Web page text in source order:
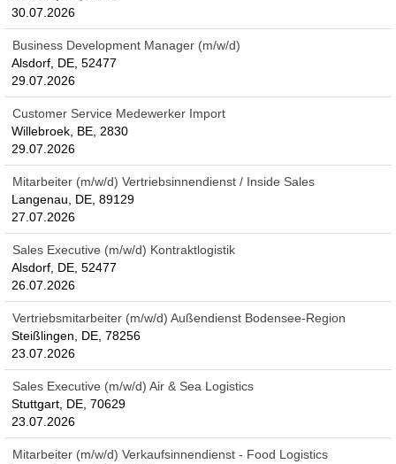
30.07.2026
Business Development Manager (m/w/d)
Alsdorf, DE, 52477
29.07.2026
Customer Service Medewerker Import
Willebroek, BE, 2830
29.07.2026
Mitarbeiter (m/w/d) Vertriebsinnendienst / Inside Sales
Langenau, DE, 89129
27.07.2026
Sales Executive (m/w/d) Kontraktlogistik
Alsdorf, DE, 52477
26.07.2026
Vertriebsmitarbeiter (m/w/d) Außendienst Bodensee-Region
Steißlingen, DE, 78256
23.07.2026
Sales Executive (m/w/d) Air & Sea Logistics
Stuttgart, DE, 70629
23.07.2026
Mitarbeiter (m/w/d) Verkaufsinnendienst - Food Logistics